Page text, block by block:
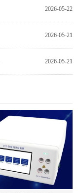
2026-05-22
2026-05-21
2026-05-21